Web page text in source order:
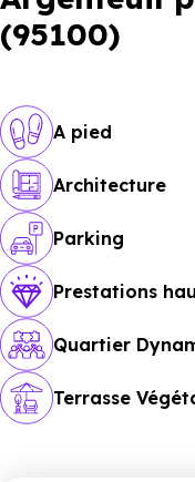
(95100)
A pied
Architecture
Parking
Prestations
Quartier
Terrasse